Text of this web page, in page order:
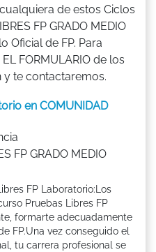
de estos Ciclos
FP GRADO MEDIO
Oficial de FP. Para
FORMULARIO de los
y te contactaremos.
en COMUNIDAD
FP GRADO MEDIO
FP Laboratorio:Los
Pruebas Libres FP
formarte adecuadamente
FP.Una vez conseguido el
tu carrera profesional se